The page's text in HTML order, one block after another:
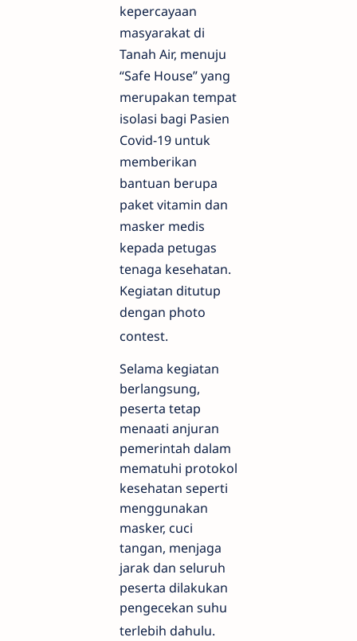
kepercayaan
masyarakat di
Tanah Air, menuju
“Safe House” yang
merupakan tempat
isolasi bagi Pasien
Covid-19 untuk
memberikan
bantuan berupa
paket vitamin dan
masker medis
kepada petugas
tenaga kesehatan.
Kegiatan ditutup
dengan photo
contest.
Selama kegiatan
berlangsung,
peserta tetap
menaati anjuran
pemerintah dalam
mematuhi protokol
kesehatan seperti
menggunakan
masker, cuci
tangan, menjaga
jarak dan seluruh
peserta dilakukan
pengecekan suhu
terlebih dahulu.